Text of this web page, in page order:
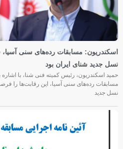
اسکندریون: مسابقات رده‌های سنی
نسل جدید شنای ایران بود
حمید اسکندریون، رئیس کمیته فنی شنا، با اشاره
مسابقات رده‌های سنی آسیا، این رقابت‌ها را
نسل جدید